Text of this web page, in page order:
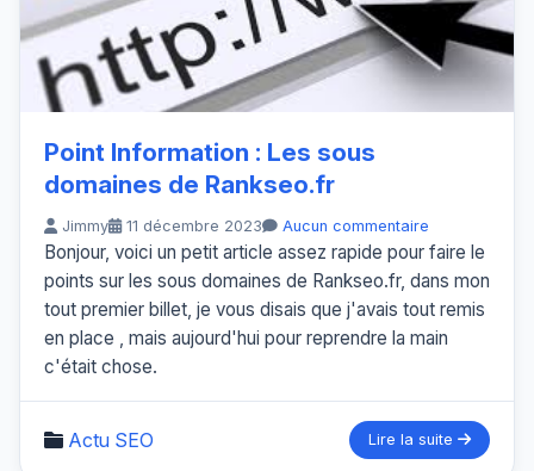
Point Information : Les sous
domaines de Rankseo.fr
Jimmy 11 décembre 2023 Aucun commentaire
Bonjour, voici un petit article assez rapide pour faire le
points sur les sous domaines de Rankseo.fr, dans mon
tout premier billet, je vous disais que j'avais tout remis
en place , mais aujourd'hui pour reprendre la main
c'était chose.
Actu SEO Lire la suite